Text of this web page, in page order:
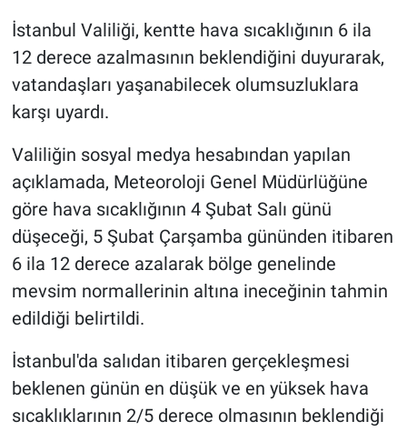
İstanbul Valiliği, kentte hava sıcaklığının 6 ila
12 derece azalmasının beklendiğini duyurarak,
vatandaşları yaşanabilecek olumsuzluklara
karşı uyardı.
Valiliğin sosyal medya hesabından yapılan
açıklamada, Meteoroloji Genel Müdürlüğüne
göre hava sıcaklığının 4 Şubat Salı günü
düşeceği, 5 Şubat Çarşamba gününden itibaren
6 ila 12 derece azalarak bölge genelinde
mevsim normallerinin altına ineceğinin tahmin
edildiği belirtildi.
İstanbul'da salıdan itibaren gerçekleşmesi
beklenen günün en düşük ve en yüksek hava
sıcaklıklarının 2/5 derece olmasının beklendiği
Gündem Özel
Günün görüntüsü
İlan
Kimdir
Koronavirüs
Kültür Sanat
Ne demişti
Nedir